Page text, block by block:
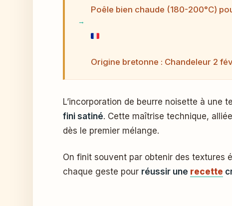
Poêle bien chaude (180-200°C)
Origine bretonne : Chandeleur 2
L’incorporation de beurre noisette à une
fini satiné. Cette maîtrise technique,
dès le premier mélange.
On finit souvent par obtenir des textures
chaque geste pour réussir une recette